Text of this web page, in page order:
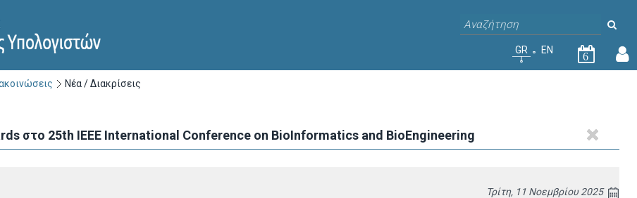
GR EN
6
Νέα / Διακρίσεις
στο 25th IEEE International Conference on BioInformatics and BioEngineering
Τρίτη, 11 Νοεμβρίου 2025